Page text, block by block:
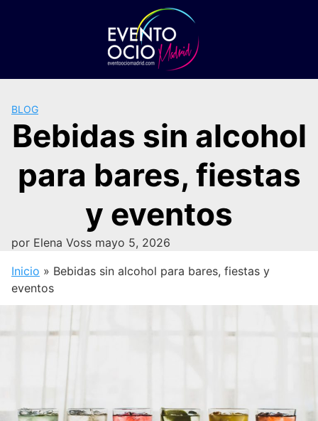
BLOG
Bebidas sin alcohol
para bares, fiestas
y eventos
por Elena Voss mayo 5, 2026
Inicio » Bebidas sin alcohol para bares, fiestas y
eventos